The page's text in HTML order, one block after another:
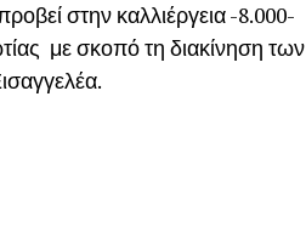
στην καλλιέργεια -8.000-
με σκοπό τη διακίνηση των